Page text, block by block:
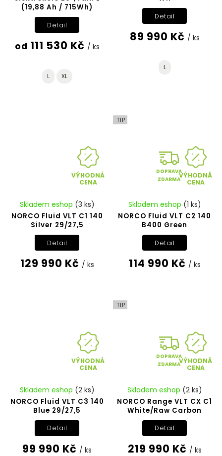
(19,88 Ah / 715Wh)
od 111 530 Kč / ks
Detail
L XL
89 990 Kč / ks
Detail
L
VÝHODNÁ
CENA
NORCO Fluid VLT C1 140
Silver 29/27,5
Skladem eshop (3 ks)
129 990 Kč / ks
Detail
TIP
DOPRAVA
ZDARMAVÝHODNÁ
CENA
NORCO Fluid VLT C2 140
B400 Green
Skladem eshop (1 ks)
114 990 Kč / ks
Detail
VÝHODNÁ
CENA
NORCO Fluid VLT C3 140
Blue 29/27,5
Skladem eshop (2 ks)
99 990 Kč / ks
Detail
TIP
DOPRAVA
ZDARMAVÝHODNÁ
CENA
NORCO Range VLT CX C1
White/Raw Carbon
Skladem eshop (2 ks)
219 990 Kč / ks
Detail